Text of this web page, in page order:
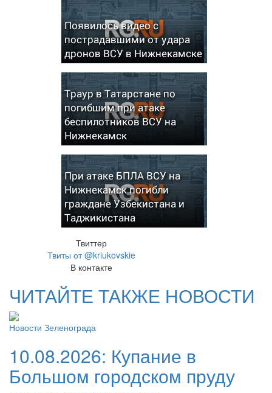
Появилось видео с
пострадавшими от удара
дронов ВСУ в Нижнекамске
Траур в Татарстане по
погибшим при атаке
беспилотников ВСУ на
Нижнекамск
При атаке БПЛА ВСУ на
Нижнекамск погибли
граждане Узбекистана и
Таджикистана
Твиттер
Твиты от @kriukovskie
В контакте
ЧИТАЙТЕ ТАКЖЕ НОВОСТИ
Новости Зеленограда
10.08.2026: Купание в
Большом городском пруду